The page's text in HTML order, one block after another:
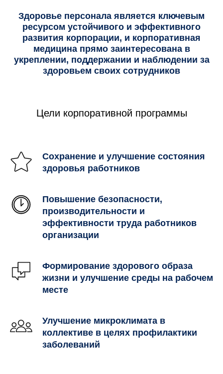
Здоровье персонала является ключевым
ресурсом устойчивого и эффективного
развития корпорации, и корпоративная
медицина прямо заинтересована в
укреплении, поддержании и наблюдении за
здоровьем своих сотрудников
Цели корпоративной программы
Сохранение и улучшение состояния
здоровья работников
Повышение безопасности,
производительности и
эффективности труда работников
организации
Формирование здорового образа
жизни и улучшение среды на рабочем
месте
Улучшение микроклимата в
коллективе в целях профилактики
заболеваний